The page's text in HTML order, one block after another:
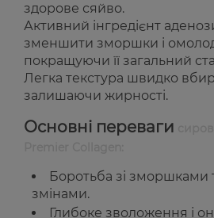
здорове сяйво.
Активний інгредієнт
зменшити зморшки і
покращуючи її загальний
Легка текстура швидко
залишаючи жирності.
Основні переваги
Боротьба зі зморшками
змінами.
Глибоке зволоження і